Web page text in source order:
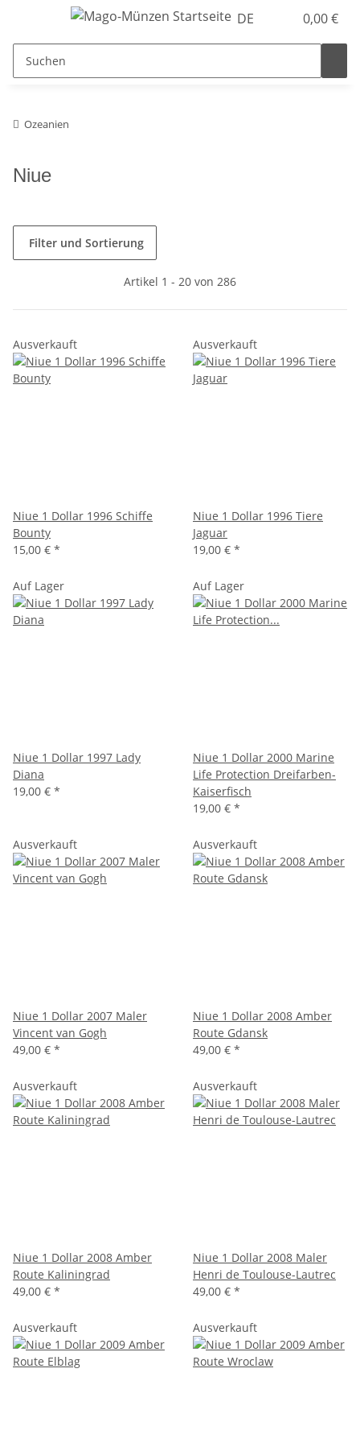
DE 0,00 €
Ozeanien
Niue
Filter und Sortierung
Artikel 1 - 20 von 286
Ausverkauft
Niue 1 Dollar 1996 Schiffe
Bounty
15,00 € *
Ausverkauft
Niue 1 Dollar 1996 Tiere
Jaguar
19,00 € *
Auf Lager
Niue 1 Dollar 1997 Lady
Diana
19,00 € *
Auf Lager
Niue 1 Dollar 2000 Marine
Life Protection Dreifarben-
Kaiserfisch
19,00 € *
Ausverkauft
Niue 1 Dollar 2007 Maler
Vincent van Gogh
49,00 € *
Ausverkauft
Niue 1 Dollar 2008 Amber
Route Gdansk
49,00 € *
Ausverkauft
Niue 1 Dollar 2008 Amber
Route Kaliningrad
49,00 € *
Ausverkauft
Niue 1 Dollar 2008 Maler
Henri de Toulouse-Lautrec
49,00 € *
Ausverkauft Ausverkauft